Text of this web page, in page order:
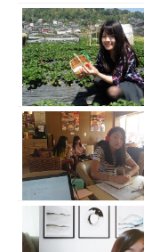
지 않다는 점도 좋았습니
졌을 텐데, 날씨 이야기
게 프리토킹을 이끌어 주
었습니다. 특히 제가 엉
주셔서 영어에 대한 자
서 제공하는 무료 온라
부족한 부분을 보완할 수
재 저는 일반 회화 과정
있는 표현들을 많이 배
을 만드는 것 자체가 어
어갈 수 있게 되었습니
장 중요한 공부인 것 같
생님들과 함께 꾸준히
었습니다. 특히 정기 레
할 수 있다는 점도 큰 장
과외도 받아봤지만, 결
번에는, 매주 정해진 시
근 영어 공부를 시작해봤
럽지 않으면서도 꾸준히
등 장기 수강할 경우에
좋다고 생각함 우선 잉글
에 입금계좌는 정성교
필리핀어학연수 선생님
많습니다. 그래서 친구
습니다잉글리쉬700 홈
할 수 있습니다. 일단은.
의 선생님을 말하면 안내
니다 얼굴을 보면서 수
리, 실시간으로 얼굴을